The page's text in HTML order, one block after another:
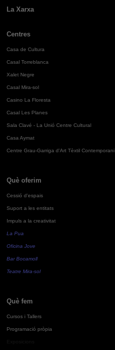
La Xarxa
Centres
Casa de Cultura
Casal Torreblanca
Xalet Negre
Casal Mira-sol
Casino La Floresta
Casal Les Planes
Sala Clavé - La Unió Centre Cultural
Casa Aymat
Centre Grau-Garriga d'Art Tèxtil Contemporani
Què oferim
Cessió d'espais
Suport a les entitats
Impuls a la creativitat
La Pua
Oficina Jove
Bar Bocamoll
Teatre Mira-sol
Què fem
Cursos i Tallers
Programació pròpia